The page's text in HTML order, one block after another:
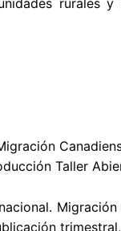
Taller